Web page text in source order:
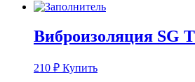
Виброизоляция SG
210 ₽ Купить